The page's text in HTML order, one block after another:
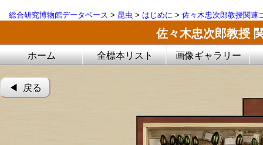
総合研究博物館データベース > 昆虫 > はじめに > 佐々木忠次郎教授関連
佐々木忠次郎教授
ホーム 全標本リスト 画像ギャラリー
◀︎ 戻る